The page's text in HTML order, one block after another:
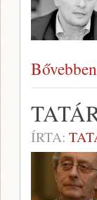
Bővebben
ÍRTA: